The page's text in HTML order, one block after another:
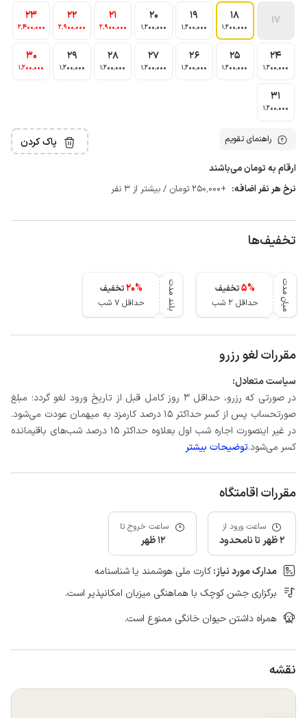
17
18
1٬200٬000
19
1٬200٬000
20
1٬200٬000
21
2٬900٬000
22
2٬900٬000
23
2٬400٬000
24
1٬200٬000
25
1٬200٬000
26
1٬200٬000
27
1٬200٬000
28
1٬200٬000
29
1٬200٬000
30
1٬200٬000
31
1٬200٬000
راهنمای تقویم پاک کردن
ارقام به تومان می‌باشند
نرخ هر نفر اضافه: +250٬000 تومان / بیشتر از 3 نفر
تخفیف‌ها
میان مدت 5%
تخفیف
حداقل 2 شب
بلند مدت 20%
تخفیف
حداقل 7 شب
مقررات لغو رزرو
سیاست متعادل:
در صورتی که رزرو، حداقل 3 روز کامل قبل از تاریخ ورود لغو گردد؛ مبلغ
صورتحساب پس از کسر حداکثر 15 درصد کارمزد به میهمان عودت می‌شود.
در غیر اینصورت اجاره شب اول بعلاوه حداکثر 15 درصد شب‌های باقیمانده
کسر می‌شود.توضیحات بیشتر
مقررات اقامتگاه
ساعت ورود از
2 ظهر تا نامحدود
ساعت خروج تا
12 ظهر
مدارک مورد نیاز:کارت ملی هوشمند یا شناسنامه
برگزاری جشن کوچک با هماهنگی میزبان امکانپذیر است.
همراه داشتن حیوان خانگی ممنوع است.
نقشه